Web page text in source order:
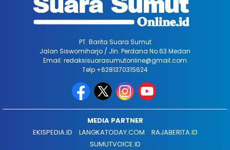
PT. Barita Suara Sumut
Jalan Siswomiharjo / Jln. Perdana No.63 Medan
Email: redaksisuarasumutonline@gmail.com
Telp +6281370315624
MEDIA PARTNER
EKISPEDIA.ID
LANGKATODAY.COM
RAJABERITA.ID
SUMUTVOICE.ID